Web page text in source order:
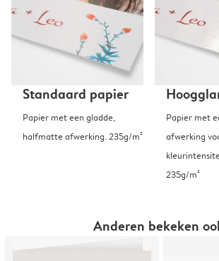
Standaard papier
Papier met een gladde,
halfmatte afwerking. 235g/m²
Papier met
afwerking
235g/m²
Anderen bekeken